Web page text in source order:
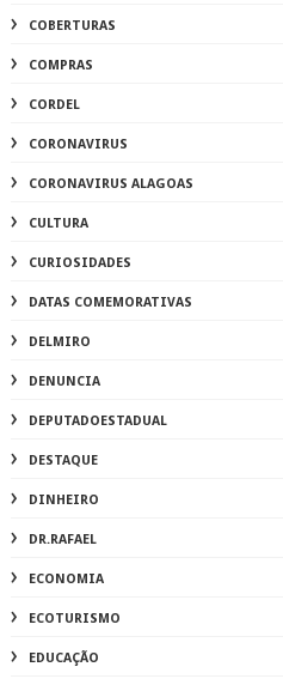
COBERTURAS
COMPRAS
CORDEL
CORONAVIRUS
CORONAVIRUS ALAGOAS
CULTURA
CURIOSIDADES
DATAS COMEMORATIVAS
DELMIRO
DENUNCIA
DEPUTADOESTADUAL
DESTAQUE
DINHEIRO
DR.RAFAEL
ECONOMIA
ECOTURISMO
EDUCAÇÃO